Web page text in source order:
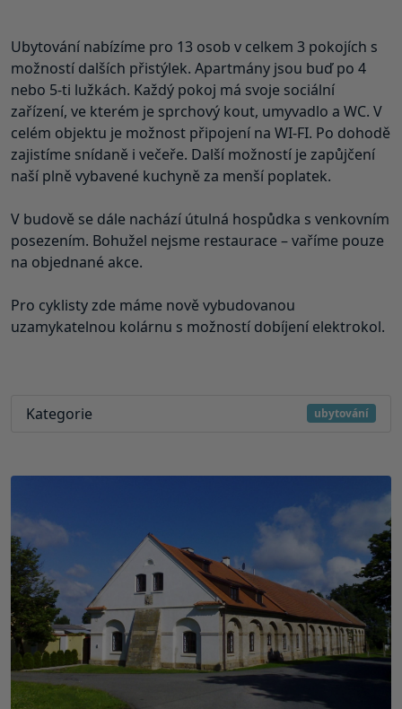
Ubytování nabízíme pro 13 osob v celkem 3 pokojích s
možností dalších přistýlek. Apartmány jsou buď po 4
nebo 5-ti lužkách. Každý pokoj má svoje sociální
zařízení, ve kterém je sprchový kout, umyvadlo a WC. V
celém objektu je možnost připojení na WI-FI. Po dohodě
zajistíme snídaně i večeře. Další možností je zapůjčení
naší plně vybavené kuchyně za menší poplatek.
V budově se dále nachází útulná hospůdka s venkovním
posezením. Bohužel nejsme restaurace – vaříme pouze
na objednané akce.
Pro cyklisty zde máme nově vybudovanou
uzamykatelnou kolárnu s možností dobíjení elektrokol.
Kategorie ubytování